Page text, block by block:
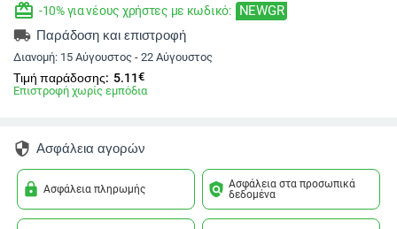
redeem -10% για νέους χρήστες με κωδικό: NEWGR
local_shipping Παράδοση και επιστροφή
Διανομή: 15 Αύγουστος - 22 Αύγουστος
Τιμή παράδοσης: 5.11€
Επιστροφή χωρίς εμπόδια
security Ασφάλεια αγορών
lock Ασφάλεια πληρωμής policy Ασφάλεια στα προσωπικά
δεδομένα